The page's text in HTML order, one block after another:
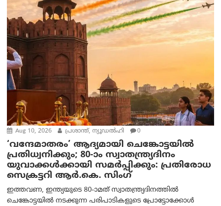
Aug 10, 2026 പ്രശാന്ത്, ന്യൂഡല്‍ഹി 0
‘വന്ദേമാതരം’ ആദ്യമായി ചെങ്കോട്ടയിൽ
പ്രതിധ്വനിക്കും; 80-ാം സ്വാതന്ത്ര്യദിനം
യുവാക്കൾക്കായി സമർപ്പിക്കും: പ്രതിരോധ
സെക്രട്ടറി ആർ.കെ. സിംഗ്
ഇത്തവണ, ഇന്ത്യയുടെ 80-ാമത് സ്വാതന്ത്ര്യദിനത്തിൽ
ചെങ്കോട്ടയിൽ നടക്കുന്ന പരിപാടികളുടെ പ്രോട്ടോക്കോൾ